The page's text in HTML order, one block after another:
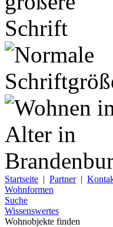
Startseite | Partner|
Wohnformen
Suche
Wissenswertes
Wohnobjekte finden